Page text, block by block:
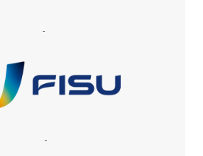
-
-